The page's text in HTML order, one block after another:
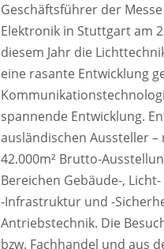
Geschäftsführer der
Elektronik in Stuttgart am
diesem Jahr die
eine rasante Entwicklung
spannende Entwicklung.
ausländischen Aussteller
42.000m² Brutto-
Bereichen Gebäude-,
-Infrastruktur und -
Antriebstechnik. Die
bzw. Fachhandel und aus